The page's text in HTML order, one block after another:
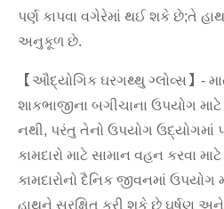
પર્ણ કાપવા વગેરેમાં થઈ શકે છે;તે હાથ
અનુકૂળ છે.
【ઔદ્યોગિક ઘરગથ્થુ ગ્લોવ્સ】-
શાકભાજીના બગીચાના ઉપયોગ
નથી, પરંતુ તેનો ઉપયોગ ઉદ્યોગમાં
કામદારો માટે સામાન વહન કરવા
કામદારોનો દૈનિક જીવનમાં ઉપયોગ
હાથને સુરક્ષિત કરી શકે છે ઘર્ષણ અને